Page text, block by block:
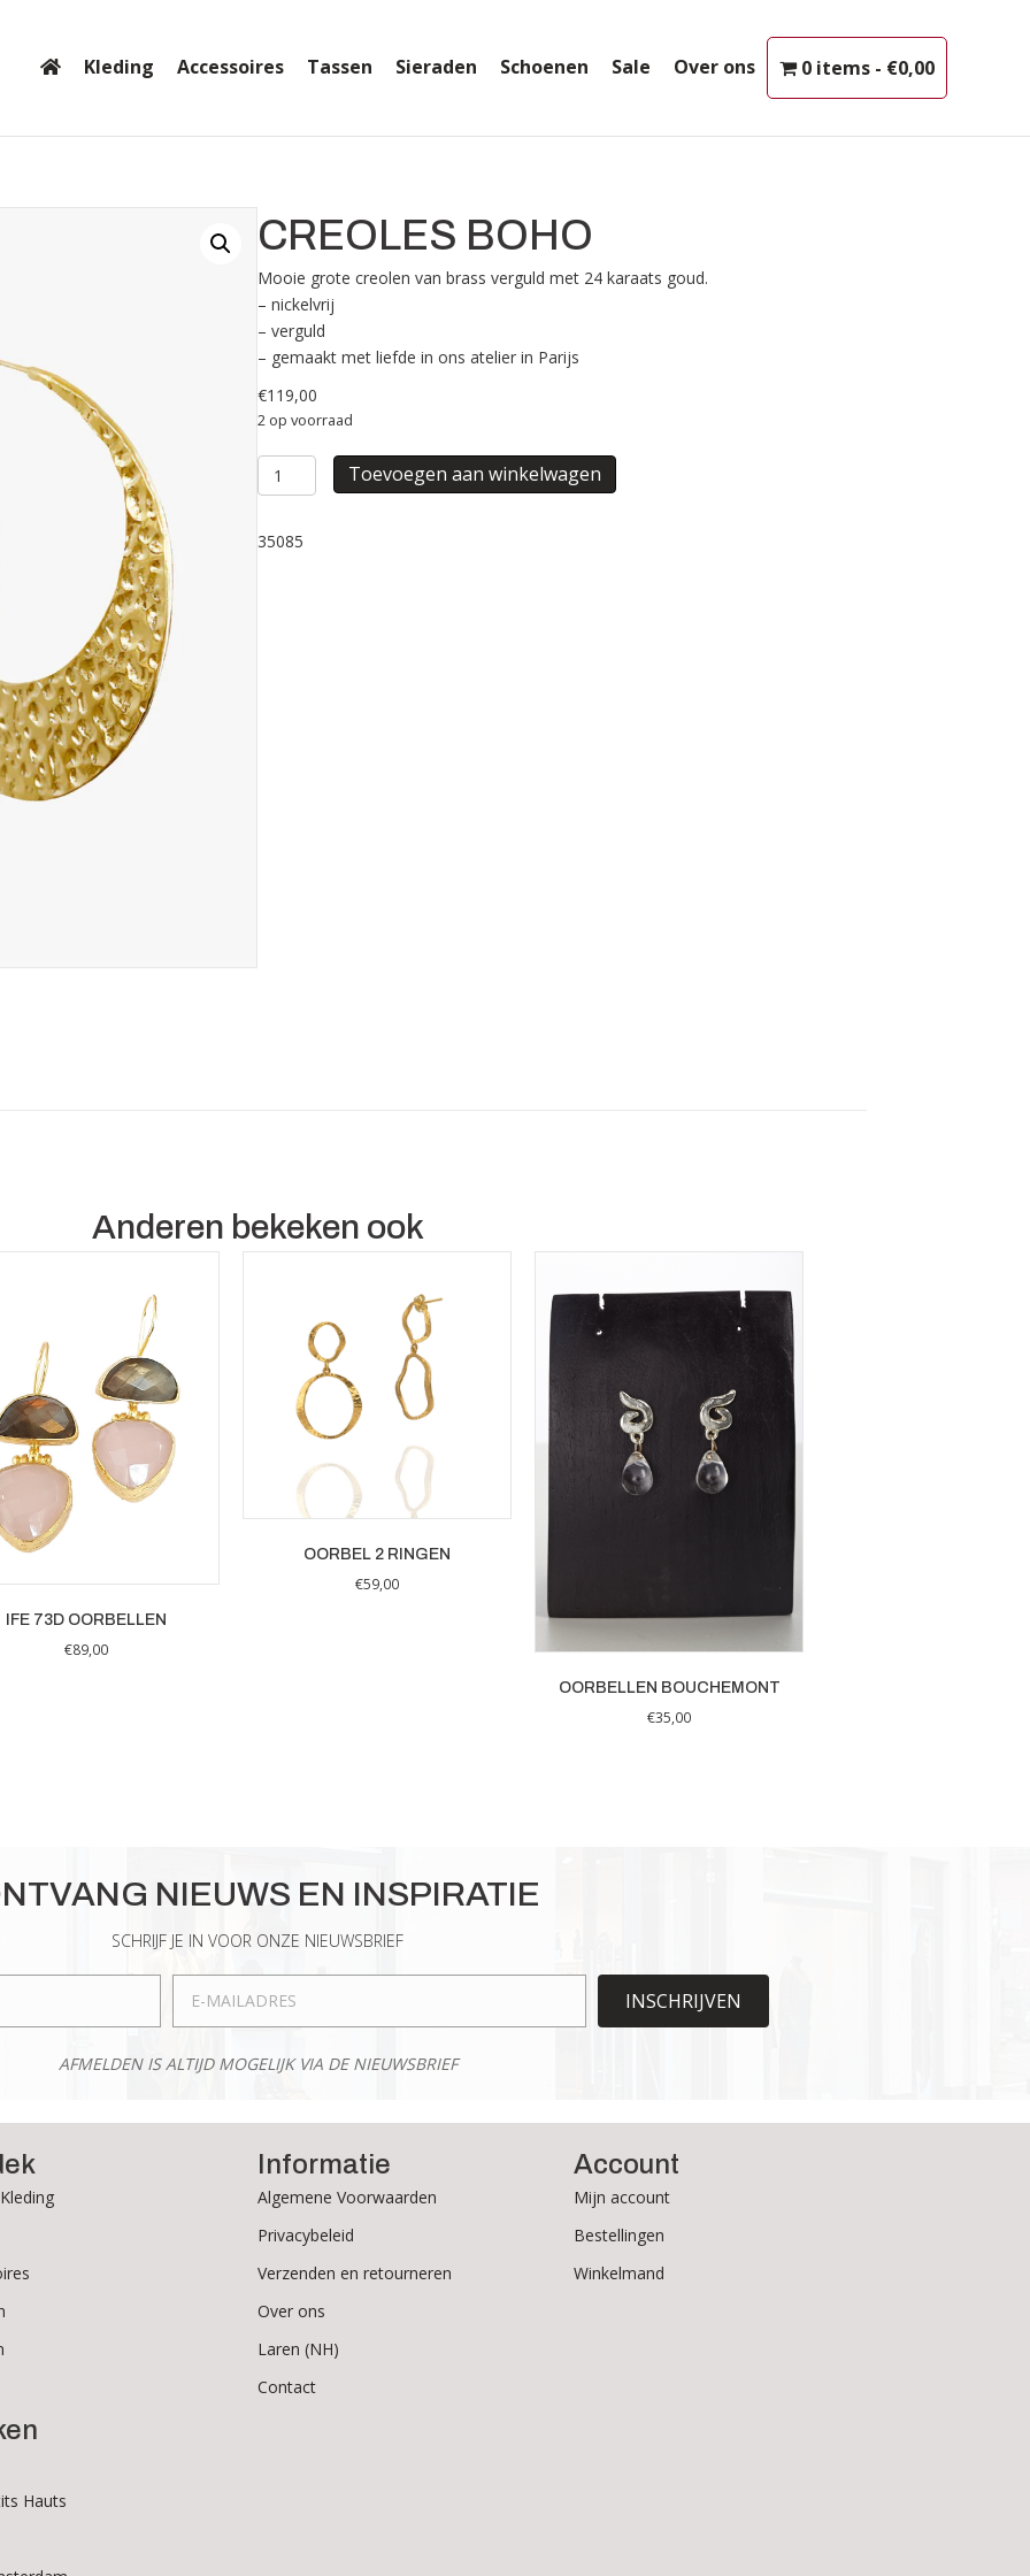
Kleding Accessoires Tassen Sieraden Schoenen Sale Over ons 0 items €0,00
CREOLES BOHO
Mooie grote creolen van brass verguld met 24 karaats goud.
– nickelvrij
– verguld
– gemaakt met liefde in ons atelier in Parijs
€119,00
2 op voorraad
CREOLES
BOHO
Toevoegen aan winkelwagen
35085
Anderen bekeken ook
IFE 73D OORBELLEN
€89,00
OORBEL 2 RINGEN
€59,00
OORBELLEN BOUCHEMONT
€35,00
NIEUWS EN INSPIRATIE
SCHRIJF JE IN VOOR ONZE NIEUWSBRIEF
INSCHRIJVEN
AFMELDEN IS ALTIJD MOGELIJK VIA DE NIEUWSBRIEF
Hauts
Informatie
Algemene Voorwaarden
Privacybeleid
Verzenden en retourneren
Over ons
Laren (NH)
Contact
Account
Mijn account
Bestellingen
Winkelmand